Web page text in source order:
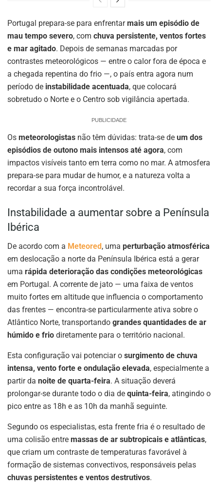
Portugal prepara-se para enfrentarmais um episódio de
mau tempo severo, com chuva persistente, ventos fortes
e mar agitado. Depois de semanas marcadas por
contrastes meteorológicos — entre o calor fora de época e
a chegada repentina do frio —, o país entra agora num
período de instabilidade acentuada, que colocará
sobretudo o Norte e o Centro sob vigilância apertada.
PUBLICIDADE
Os meteorologistas não têm dúvidas: trata-se de um dos
episódios de outono mais intensos até agora, com
impactos visíveis tanto em terra como no mar. A atmosfera
prepara-se para mudar de humor, e a natureza volta a
recordar a sua força incontrolável.
Instabilidade a aumentar sobre a Península
Ibérica
De acordo com a Meteored, uma perturbação atmosférica
em deslocação a norte da Península Ibérica está a gerar
uma rápida deterioração das condições meteorológicas
em Portugal. A corrente de jato — uma faixa de ventos
muito fortes em altitude que influencia o comportamento
das frentes — encontra-se particularmente ativa sobre o
Atlântico Norte, transportando grandes quantidades de ar
húmido e frio diretamente para o território nacional.
Esta configuração vai potenciar o surgimento de chuva
intensa, vento forte e ondulação elevada, especialmente a
partir da noite de quarta-feira. A situação deverá
prolongar-se durante todo o dia de quinta-feira, atingindo o
pico entre as 18h e as 10h da manhã seguinte.
Segundo os especialistas, esta frente fria é o resultado de
uma colisão entre massas de ar subtropicais e atlânticas,
que criam um contraste de temperaturas favorável à
formação de sistemas convectivos, responsáveis pelas
chuvas persistentes e ventos destrutivos.